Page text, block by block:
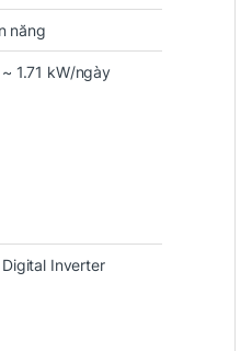
năng
~ 1.71 kW/ngày
Digital Inverter